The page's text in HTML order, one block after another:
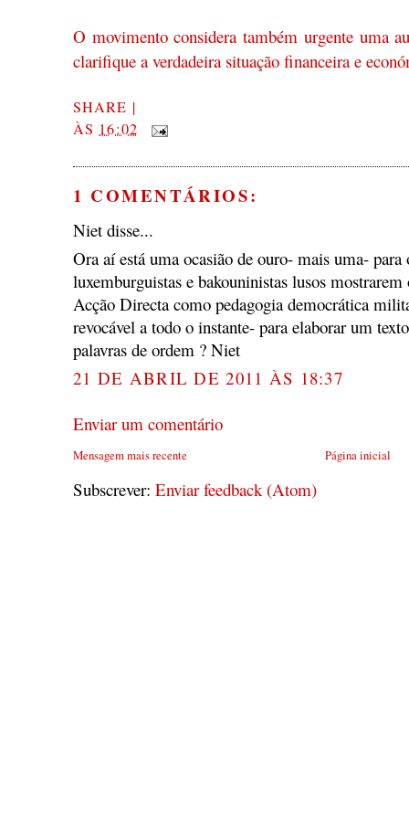
O movimento considera também urgente uma
clarifique a verdadeira situação financeira e
SHARE |
ÀS 16:02
1 COMENTÁRIOS:
Niet disse...
Ora aí está uma ocasião de ouro- mais uma- para
luxemburguistas e bakouninistas lusos
Acção Directa como pedagogia democrática
revocável a todo o instante- para elaborar um
palavras de ordem ? Niet
21 DE ABRIL DE 2011 ÀS 18:37
Enviar um comentário
Mensagem mais recente Página inicial
Subscrever: Enviar feedback (Atom)